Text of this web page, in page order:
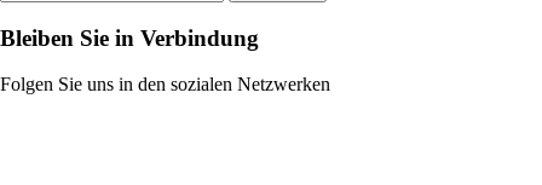
Bleiben Sie in Verbindung
Folgen Sie uns in den sozialen Netzwerken